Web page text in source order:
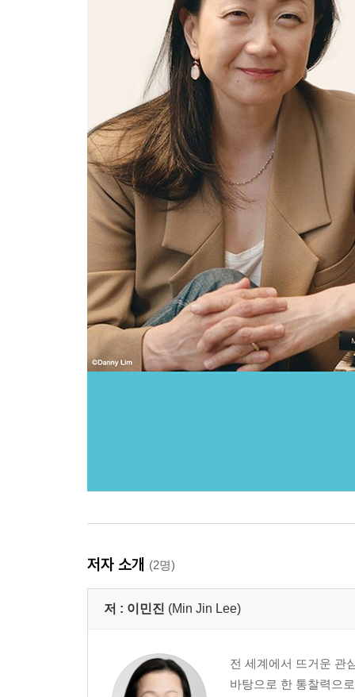
저자 소개 (2명)
저 : 이민진 (Min Jin Lee)
전 세계에서 뜨거운 관
바탕으로 한 통찰력으